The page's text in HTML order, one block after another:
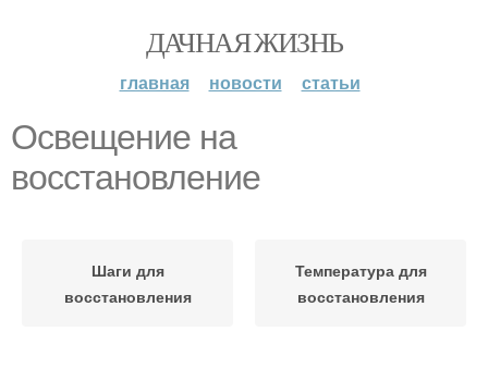
ДАЧНАЯ ЖИЗНЬ
главная новости статьи
Освещение на
восстановление
Шаги для
восстановления
Температура для
восстановления